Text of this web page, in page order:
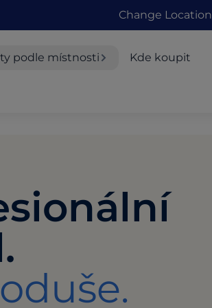
Change Location
podle místnosti Kde koupit